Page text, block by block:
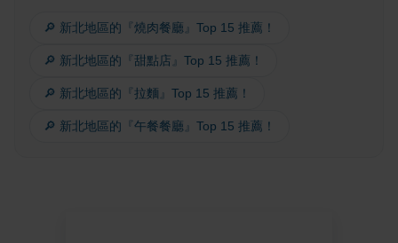
🔎 新北地區的『燒肉餐廳』Top 15 推薦！
🔎 新北地區的『甜點店』Top 15 推薦！
🔎 新北地區的『拉麵』Top 15 推薦！
🔎 新北地區的『午餐餐廳』Top 15 推薦！